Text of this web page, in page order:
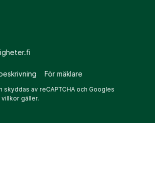
För mäklare
skyddas av reCAPTCHA och Googles
villkor gäller.